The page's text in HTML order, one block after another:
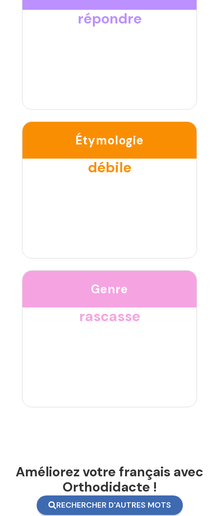
répondre
Étymologie
débile
Genre
rascasse
Améliorez votre français avec
Orthodidacte !
RECHERCHER D'AUTRES MOTS